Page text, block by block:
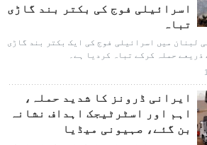
اسرائیلی فوج کی بکتر بند گاڑی
تباہ
لبنان میں اسرائیلی فوج کی ایک بکتر بند گاڑی
ذریعے حملہ کرکے تباہ کردیا ہے۔
ایرانی ڈرونز کا شدید حملہ،
اہم اور اسٹرٹیجک اہداف نشانہ
بن گئے، صہیونی میڈیا